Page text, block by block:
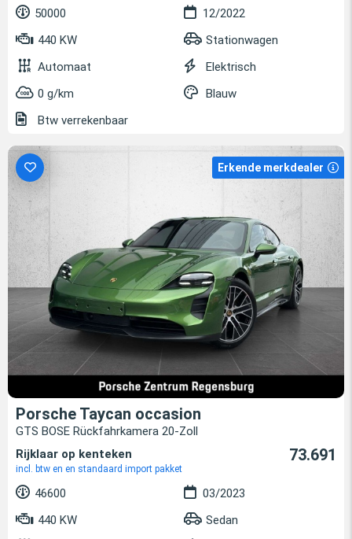
50000
12/2022
440 KW
Stationwagen
Automaat
Elektrisch
0 g/km
Blauw
Btw verrekenbaar
Erkende merkdealer
Porsche Taycan occasion
GTS BOSE Rückfahrkamera 20-Zoll
Rijklaar op kenteken
incl. btw en en standaard import pakket
73.691
46600
03/2023
440 KW
Sedan